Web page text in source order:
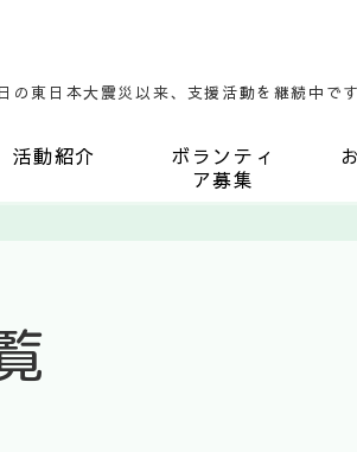
東日本大震災以来、支援活動を継続中です
活動紹介
ボランティ
ア募集